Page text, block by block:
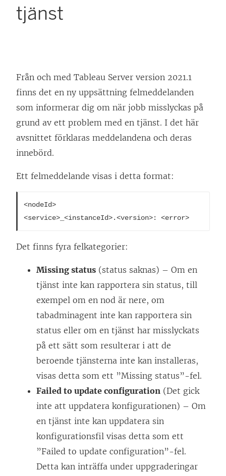
tjänst
Från och med Tableau Server version 2021.1
finns det en ny uppsättning felmeddelanden
som informerar dig om när jobb misslyckas på
grund av ett problem med en tjänst. I det här
avsnittet förklaras meddelandena och deras
innebörd.
Ett felmeddelande visas i detta format:
<nodeId>
<service>_<instanceId>.<version>: <error>
Det finns fyra felkategorier:
Missing status (status saknas) – Om en
tjänst inte kan rapportera sin status, till
exempel om en nod är nere, om
tabadminagent inte kan rapportera sin
status eller om en tjänst har misslyckats
på ett sätt som resulterar i att de
beroende tjänsterna inte kan installeras,
visas detta som ett ”Missing status”-fel.
Failed to update configuration (Det gick
inte att uppdatera konfigurationen) – Om
en tjänst inte kan uppdatera sin
konfigurationsfil visas detta som ett
”Failed to update configuration”-fel.
Detta kan inträffa under uppgraderingar